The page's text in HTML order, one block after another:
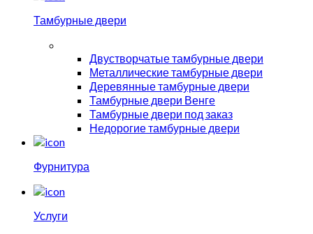
Тамбурные двери
Двустворчатые тамбурные двери
Металлические тамбурные двери
Деревянные тамбурные двери
Тамбурные двери Венге
Тамбурные двери под заказ
Недорогие тамбурные двери
Фурнитура
Услуги